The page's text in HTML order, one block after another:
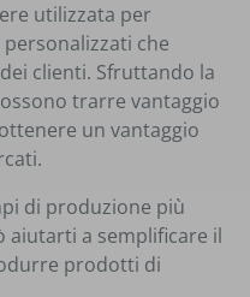
utilizzata per
che
clienti. Sfruttando la
trarre vantaggio
un vantaggio
di produzione più
aiutarti a semplificare il
prodotti di